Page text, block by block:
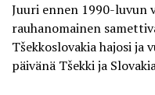
Juuri ennen 1990-luvun
rauhanomainen
Tšekkoslovakia hajosi ja
päivänä Tšekki ja